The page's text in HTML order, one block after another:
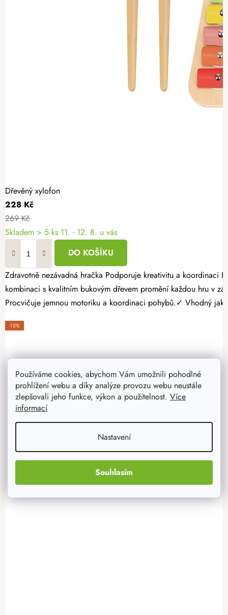
Používáme cookies, abychom Vám umožnili pohodlné
prohlížení webu a díky analýze provozu webu neustále
zlepšovali jeho funkce, výkon a použitelnost. Více
informací
Nastavení
Souhlasím
Dřevěný xylofon
228 Kč
269 Kč
Skladem > 5 ks 11. - 12. 8. u vás
DO KOŠÍKU
Zdravotně nezávadná hračka Podporuje kreativitu a koordinaci Bez ostrých hran a třísek Dřevěný xylofon je ideální hudební hračka pro děti, které rády objevují nové zvuky a rytmy. Barevné kovové tóny v
kombinaci s kvalitním bukovým dřevem promění každou hru v zábavné seznamování se světem hudby. Proč vybrat právě
Procvičuje jemnou motoriku a koordinaci pohybů.✓ Vhodný
-15%